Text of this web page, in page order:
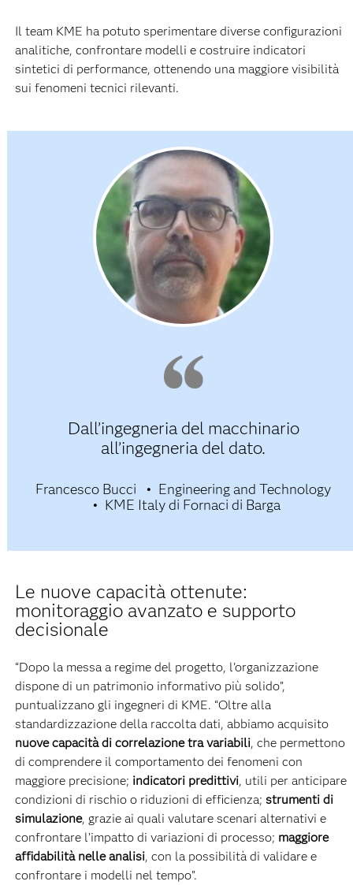
Il team KME ha potuto sperimentare diverse configurazioni
analitiche, confrontare modelli e costruire indicatori
sintetici di performance, ottenendo una maggiore visibilità
sui fenomeni tecnici rilevanti.
Dall’ingegneria del macchinario
all’ingegneria del dato.
Francesco Bucci
Engineering and Technology
KME Italy di Fornaci di Barga
Le nuove capacità ottenute:
monitoraggio avanzato e supporto
decisionale
“Dopo la messa a regime del progetto, l’organizzazione
dispone di un patrimonio informativo più solido”,
puntualizzano gli ingegneri di KME. “Oltre alla
standardizzazione della raccolta dati, abbiamo acquisito
nuove capacità di correlazione tra variabili, che permettono
di comprendere il comportamento dei fenomeni con
maggiore precisione; indicatori predittivi, utili per anticipare
condizioni di rischio o riduzioni di efficienza; strumenti di
simulazione, grazie ai quali valutare scenari alternativi e
confrontare l’impatto di variazioni di processo; maggiore
affidabilità nelle analisi, con la possibilità di validare e
confrontare i modelli nel tempo”.